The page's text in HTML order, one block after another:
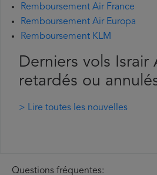
Remboursement Air France
Remboursement Air Europa
Remboursement KLM
Derniers vols Israir
retardés ou
> Lire toutes les nouvelles
Questions fréquentes: